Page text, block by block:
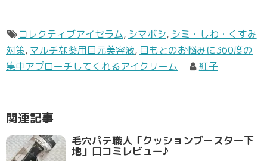
コレクティブアイセラム, シマボシ, シミ・しわ・くすみ
対策, マルチな薬用目元美容液, 目もとのお悩みに360度の
集中アプローチしてくれるアイクリーム
紅子
関連記事
毛穴パテ職人「クッションブースター下
地」口コミレビュー♪